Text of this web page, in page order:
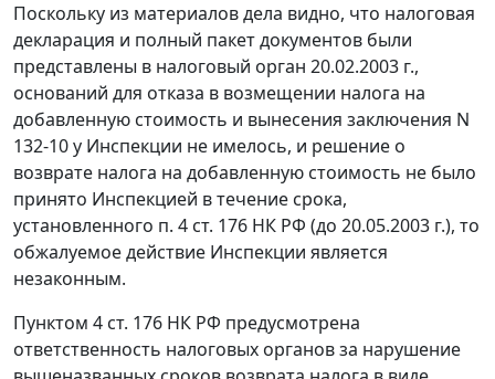
Поскольку из материалов дела видно, что налоговая
декларация и полный пакет документов были
представлены в налоговый орган 20.02.2003 г.,
оснований для отказа в возмещении налога на
добавленную стоимость и вынесения заключения N
132-10 у Инспекции не имелось, и решение о
возврате налога на добавленную стоимость не было
принято Инспекцией в течение срока,
установленного п. 4 ст. 176 НК РФ (до 20.05.2003 г.), то
обжалуемое действие Инспекции является
незаконным.
Пунктом 4 ст. 176 НК РФ предусмотрена
ответственность налоговых органов за нарушение